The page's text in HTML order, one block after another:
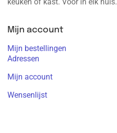
Mijn account
Mijn bestellingen
Adressen
Mijn account
Wensenlijst